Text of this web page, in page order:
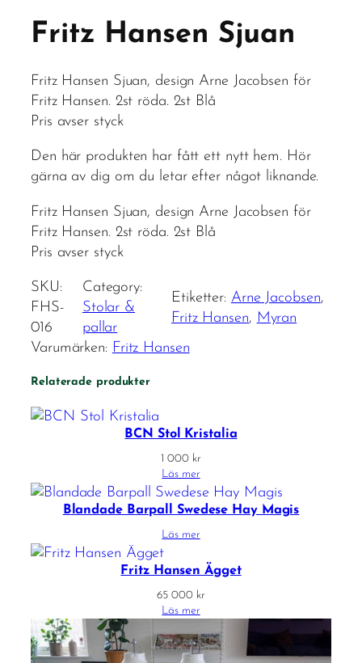
Fritz Hansen Sjuan
Fritz Hansen Sjuan, design Arne Jacobsen för
Fritz Hansen. 2st röda. 2st Blå
Pris avser styck
Den här produkten har fått ett nytt hem. Hör
gärna av dig om du letar efter något liknande.
Fritz Hansen Sjuan, design Arne Jacobsen för
Fritz Hansen. 2st röda. 2st Blå
Pris avser styck
SKU:
FHS-
016
Category:
Stolar &
pallar
Etiketter: Arne Jacobsen
Fritz Hansen, Myran
Varumärken: Fritz Hansen
Relaterade produkter
BCN Stol Kristalia
1 000 kr
Läs mer
Blandade Barpall Swedese Hay Magis
Läs mer
Fritz Hansen Ägget
65 000 kr
Läs mer